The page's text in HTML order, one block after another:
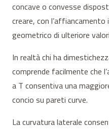
concave o convesse
creare, con
geometrico di ulteriore
In realtà chi ha
comprende facilmente che
a T consentiva una
concio su pareti curve.
La curvatura laterale